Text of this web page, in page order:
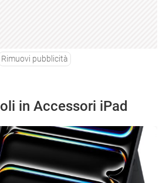
Rimuovi pubblicità
in Accessori iPad